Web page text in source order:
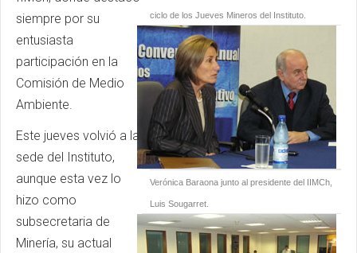
ciclo de los Jueves Mineros del Instituto.
Verónica Baraona junto al presidente del IIMCh,
Luis Sougarret.
siempre por su
entusiasta
participación en la
Comisión de Medio
Ambiente.
Este jueves volvió a la
sede del Instituto,
aunque esta vez lo
hizo como
subsecretaria de
Minería, su actual